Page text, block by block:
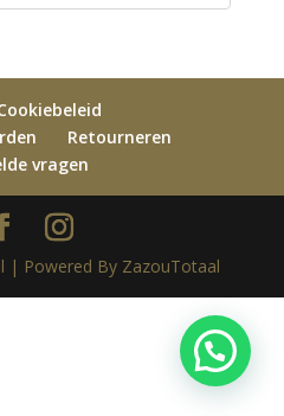
Retourneren
vragen
| Powered By ZazouTotaal